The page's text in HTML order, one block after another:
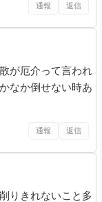
通報 返信
が厄介って言われ
なか倒せない時あ
通報 返信
りきれないこと多